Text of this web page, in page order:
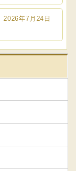
2026年7月24日